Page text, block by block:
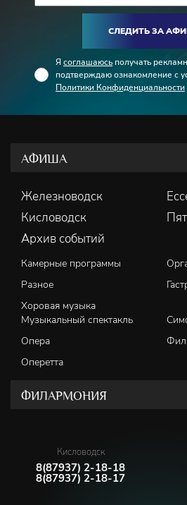
СЛЕДИТЬ ЗА
Я соглашаюсь получать
подтверждаю ознакомление с
Политики Конфиденциальности
АФИША
Железноводск
Кисловодск
Архив событий
Камерные программы
Разное
Хоровая музыка
Музыкальный спектакль
Опера
Оперетта
ФИЛАРМОНИЯ
Кисловодск
8(87937) 2-18-18
8(87937) 2-18-17